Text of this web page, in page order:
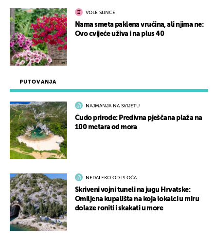
PUTOVANJA
NAJMANJA NA SVIJETU
Čudo prirode: Predivna pješčana plaža na
100 metara od mora
NEDALEKO OD PLOČA
Skriveni vojni tuneli na jugu Hrvatske:
Omiljena kupališta na koja lokalci u miru
dolaze roniti i skakati u more
VOLE SUNCE
Nama smeta paklena vrućina, ali njima ne:
Ovo cvijeće uživa i na plus 40